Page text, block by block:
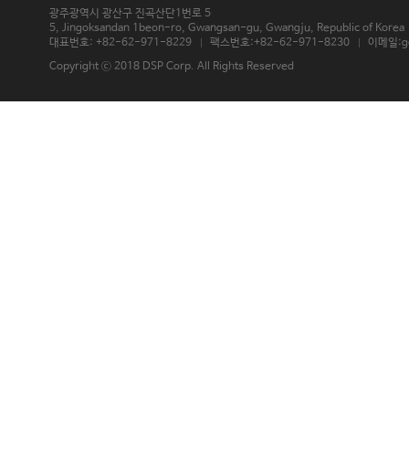
광주광역시 광산구 진곡산단1번로 5
5, Jingoksandan 1beon-ro, Gwangsan-gu, Gwangju, Republic of Korea
대표번호: +82-62-971-8229
팩스번호:+82-62-971-8230
이메일
Copyright ⓒ 2018 DSP Corp. All Rights Reserved